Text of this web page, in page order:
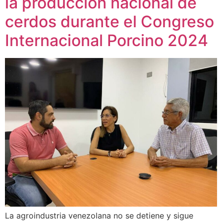
cerdos durante el Congreso
Internacional Porcino 2024
La agroindustria venezolana no se detiene y sigue